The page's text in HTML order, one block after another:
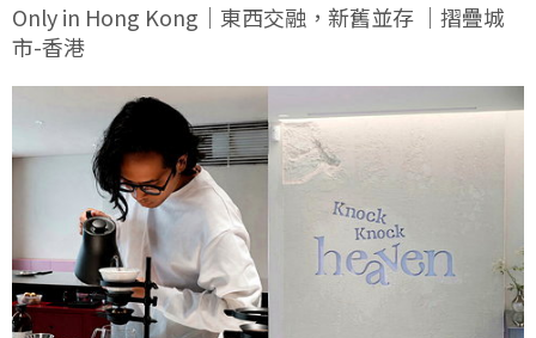
Only in Hong Kong｜東西交融，新舊並存 ｜摺疊城
市-香港